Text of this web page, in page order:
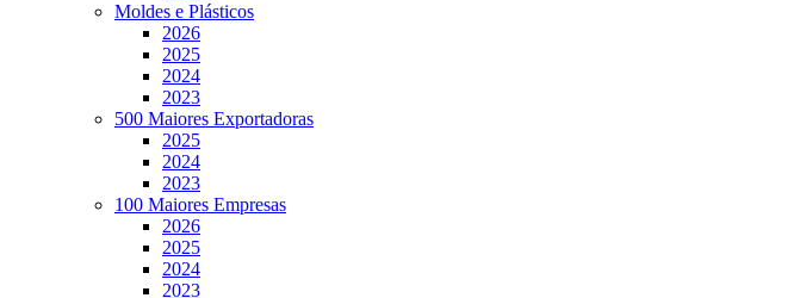
Moldes e Plásticos
2026
2025
2024
2023
500 Maiores Exportadoras
2025
2024
2023
100 Maiores Empresas
2026
2025
2024
2023